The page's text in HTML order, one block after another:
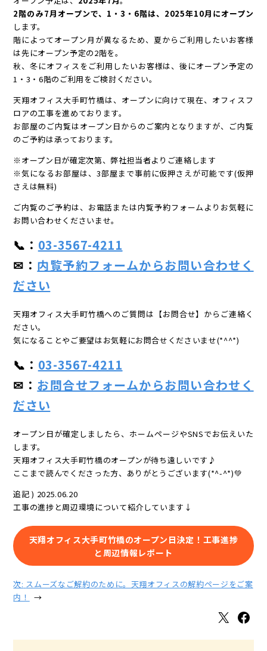
2階のみ7月オープンで、1・3・6階は、2025年10月にオープン
します。
階によってオープン月が異なるため、夏からご利用したいお客様
は先にオープン予定の2階を。
秋、冬にオフィスをご利用したいお客様は、後にオープン予定の
1・3・6階のご利用をご検討ください。
天翔オフィス大手町竹橋は、オープンに向けて現在、オフィスフ
ロアの工事を進めております。
お部屋のご内覧はオープン日からのご案内となりますが、ご内覧
のご予約は承っております。
※オープン日が確定次第、弊社担当者よりご連絡します
※気になるお部屋は、3部屋まで事前に仮押さえが可能です(仮押
さえは無料)
ご内覧のご予約は、お電話または内覧予約フォームよりお気軽に
お問い合わせくださいませ。
📞： 03-3567-4211
✉： 内覧予約フォームからお問い合わせく
ださい
天翔オフィス大手町竹橋へのご質問は【お問合せ】からご連絡く
ださい。
気になることやご要望はお気軽にお問合せくださいませ(*^^*)
📞： 03-3567-4211
✉： お問合せフォームからお問い合わせく
ださい
オープン日が確定しましたら、ホームページやSNSでお伝えいた
します。
天翔オフィス大手町竹橋のオープンが待ち遠しいです♪
ここまで読んでくださった方、ありがとうございます(*^-^*)💚
追記 ) 2025.06.20
工事の進捗と周辺環境について紹介しています↓
天翔オフィス大手町竹橋のオープン日決定！工事進捗
と周辺情報レポート
次: スムーズなご解約のために。天翔オフィスの解約ページをご案
内！
→
X Facebook